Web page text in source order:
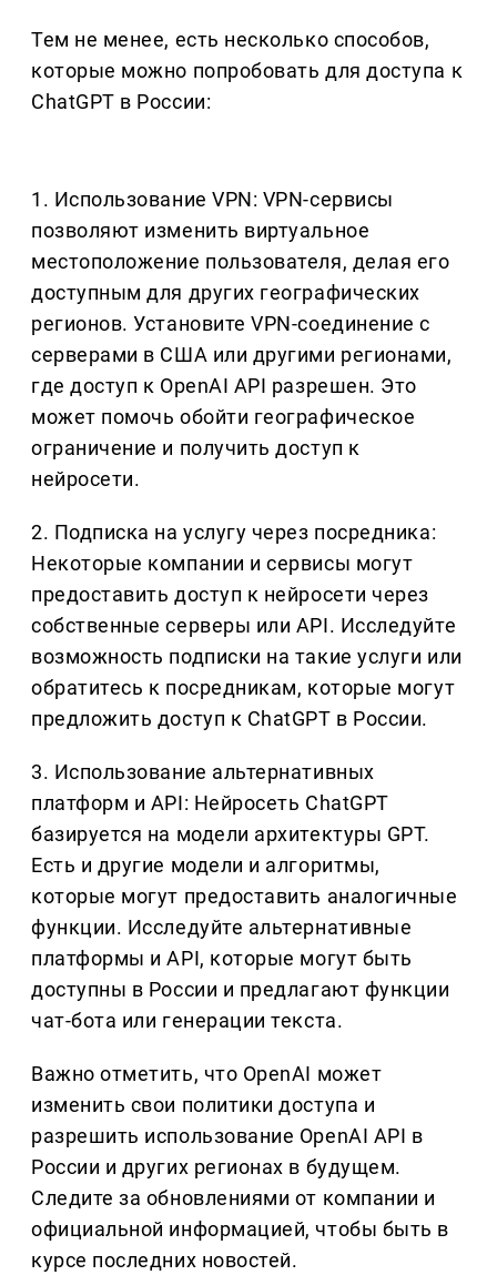
Тем не менее, есть несколько способов,
которые можно попробовать для доступа к
ChatGPT в России:
1. Использование VPN: VPN-сервисы
позволяют изменить виртуальное
местоположение пользователя, делая его
доступным для других географических
регионов. Установите VPN-соединение с
серверами в США или другими регионами,
где доступ к OpenAI API разрешен. Это
может помочь обойти географическое
ограничение и получить доступ к
нейросети.
2. Подписка на услугу через посредника:
Некоторые компании и сервисы могут
предоставить доступ к нейросети через
собственные серверы или API. Исследуйте
возможность подписки на такие услуги или
обратитесь к посредникам, которые могут
предложить доступ к ChatGPT в России.
3. Использование альтернативных
платформ и API: Нейросеть ChatGPT
базируется на модели архитектуры GPT.
Есть и другие модели и алгоритмы,
которые могут предоставить аналогичные
функции. Исследуйте альтернативные
платформы и API, которые могут быть
доступны в России и предлагают функции
чат-бота или генерации текста.
Важно отметить, что OpenAI может
изменить свои политики доступа и
разрешить использование OpenAI API в
России и других регионах в будущем.
Следите за обновлениями от компании и
официальной информацией, чтобы быть в
курсе последних новостей.